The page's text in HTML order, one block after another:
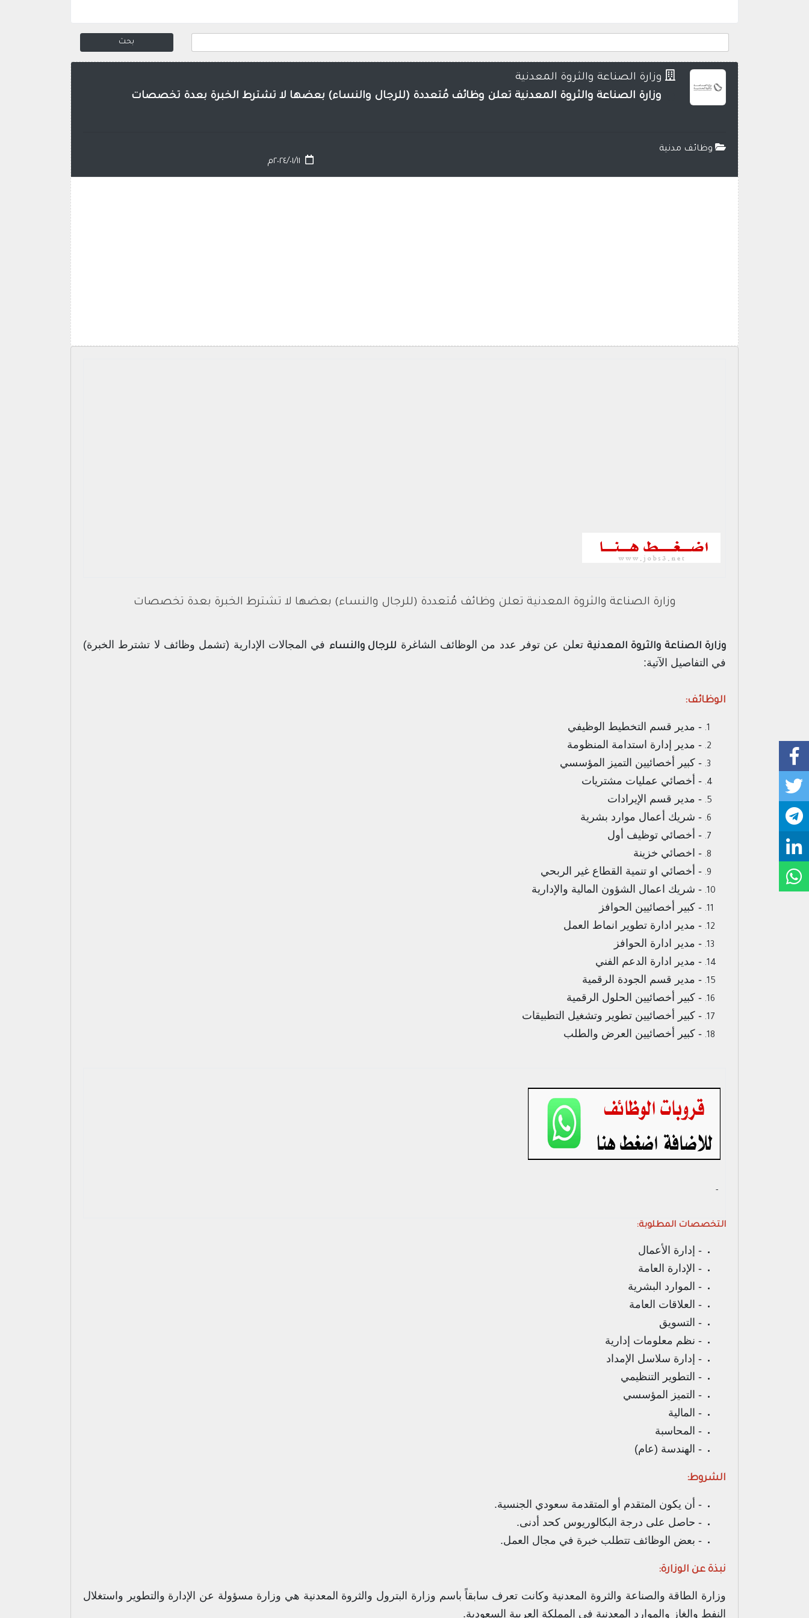
وزارة الصناعة والثروة المعدنية
وزارة الصناعة والثروة المعدنية تعلن وظائف مُتعددة (للرجال والنساء) بعضها لا تشترط الخبرة بعدة تخصصات
وظائف مدنية
٢٠٢٤/٠١/١١م
وزارة الصناعة والثروة المعدنية تعلن وظائف مُتعددة (للرجال والنساء) بعضها لا تشترط الخبرة بعدة تخصصات
وزارة الصناعة والثروة المعدنية تعلن عن توفر عدد من الوظائف الشاغرة للرجال والنساء في المجالات الإدارية (تشمل وظائف لا تشترط الخبرة)
في التفاصيل الآتية:
الوظائف:
- مدير قسم التخطيط الوظيفي
- مدير إدارة استدامة المنظومة
- كبير أخصائيين التميز المؤسسي
- أخصائي عمليات مشتريات
- مدير قسم الإيرادات
- شريك أعمال موارد بشرية
- أخصائي توظيف أول
- اخصائي خزينة
- أخصائي او تنمية القطاع غير الربحي
- شريك اعمال الشؤون المالية والإدارية
- كبير أخصائيين الحوافز
- مدير ادارة تطوير انماط العمل
- مدير ادارة الحوافز
- مدير ادارة الدعم الفني
- مدير قسم الجودة الرقمية
- كبير أخصائيين الحلول الرقمية
- كبير أخصائيين تطوير وتشغيل التطبيقات
- كبير أخصائيين العرض والطلب
- ‏
التخصصات المطلوبة:
- إدارة الأعمال
- الإدارة العامة
- الموارد البشرية
- العلاقات العامة
- التسويق
- نظم معلومات إدارية
- إدارة سلاسل الإمداد
- التطوير التنظيمي
- التميز المؤسسي
- المالية
- المحاسبة
- الهندسة (عام)
الشروط:
- أن يكون المتقدم أو المتقدمة سعودي الجنسية.
- حاصل على درجة البكالوريوس كحد أدنى.
- بعض الوظائف تتطلب خبرة في مجال العمل.
نبذة عن الوزارة:
وزارة الطاقة والصناعة والثروة المعدنية وكانت تعرف سابقاً باسم وزارة البترول والثروة المعدنية هي وزارة مسؤولة عن الإدارة والتطوير واستغلال
النفط والغاز والموارد المعدنية في المملكة العربية السعودية.